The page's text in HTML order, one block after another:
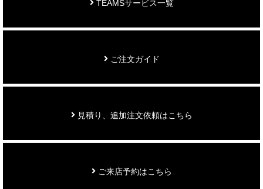
TEAMSサービス一覧
ご注文ガイド
見積り、追加注文依頼はこちら
ご来店予約はこちら